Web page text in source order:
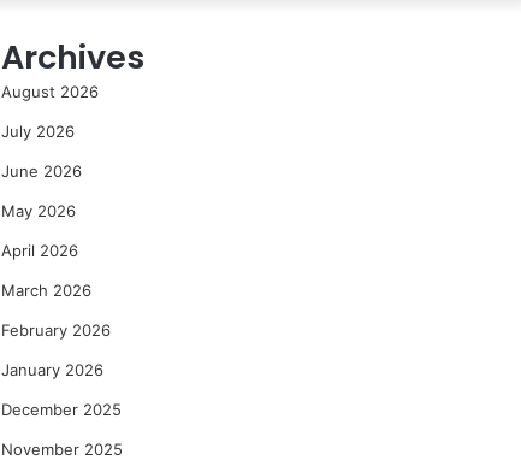
Archives
August 2026
July 2026
June 2026
May 2026
April 2026
March 2026
February 2026
January 2026
December 2025
November 2025